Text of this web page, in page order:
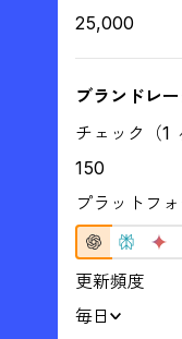
25,000
ブランドレ
チェック（1
150
プラットフ
更新頻度
毎日